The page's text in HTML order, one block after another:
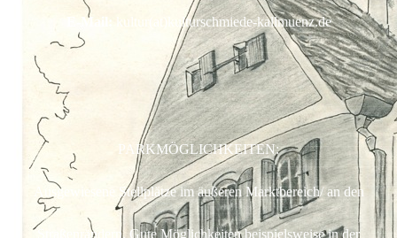
E-Mail: kultur(at)kulturschmiede-kallmuenz.de
PARKMÖGLICHKEITEN:
Ausgewiesene Stellplätze im äußeren Marktbereich/ an den
Straßenrändern. Gute Möglichkeiten beispielsweise in der